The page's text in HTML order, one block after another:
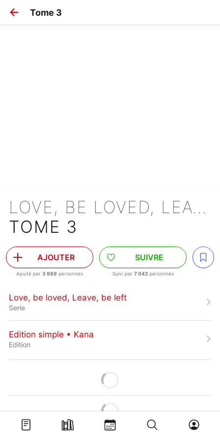
Tome 3
LOVE, BE LOVED, LEAVE, BE LEFT
TOME 3
AJOUTER
Ajouté par 3 989 personnes
SUIVRE
Suivi par 7 042personnes
Love, be loved, Leave, be left
Serie
Edition simple • Kana
Edition